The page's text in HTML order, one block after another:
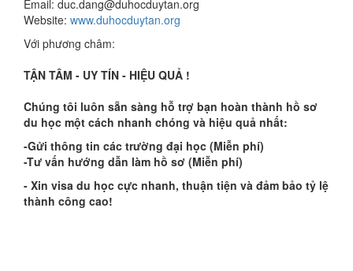
Email: duc.dang@duhocduytan.org
Website: www.duhocduytan.org
Với phương châm:
TẬN TÂM - UY TÍN - HIỆU QUẢ !
Chúng tôi luôn sẵn sàng hỗ trợ bạn hoàn thành hồ sơ
du học một cách nhanh chóng và hiệu quả nhất:
-Gửi thông tin các trường đại học (Miễn phí)
-Tư vấn hướng dẫn làm hồ sơ (Miễn phí)
- Xin visa du học cực nhanh, thuận tiện và đảm bảo tỷ lệ
thành công cao!